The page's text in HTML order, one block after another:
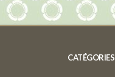
CATÉGORIES